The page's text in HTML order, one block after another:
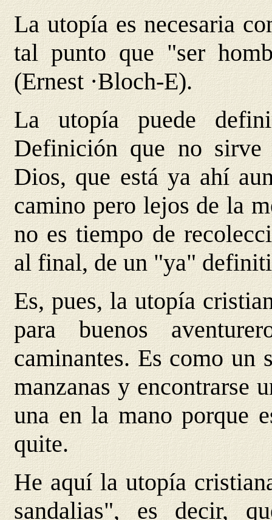
La utopía es necesaria
tal punto que "ser
(Ernest ·Bloch-E).
La utopía puede
Definición que no
Dios, que está ya ahí
camino pero lejos de la
no es tiempo de
al final, de un "ya"
Es, pues, la utopía
para buenos
caminantes. Es como un
manzanas y encontrarse
una en la mano porque
quite.
He aquí la utopía
sandalias", es decir,